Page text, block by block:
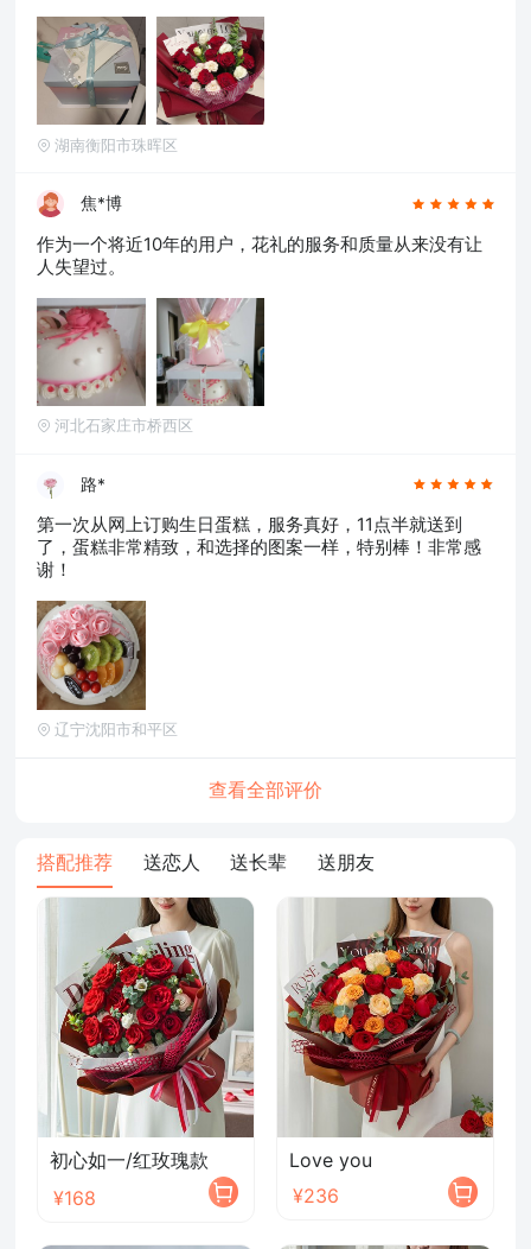
湖南衡阳市珠晖区
焦*博
作为一个将近10年的用户，花礼的服务和质量从来没有让
人失望过。
河北石家庄市桥西区
路*
第一次从网上订购生日蛋糕，服务真好，11点半就送到
了，蛋糕非常精致，和选择的图案一样，特别棒！非常感
谢！
辽宁沈阳市和平区
查看全部评价
搭配推荐 送恋人 送长辈 送朋友
初心如一/红玫瑰款
¥168
Love you
¥236